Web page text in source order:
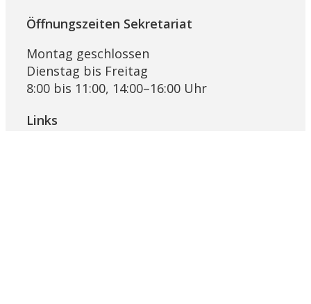
Öffnungszeiten Sekretariat
Montag geschlossen
Dienstag bis Freitag
8:00 bis 11:00, 14:00–16:00 Uhr
Links